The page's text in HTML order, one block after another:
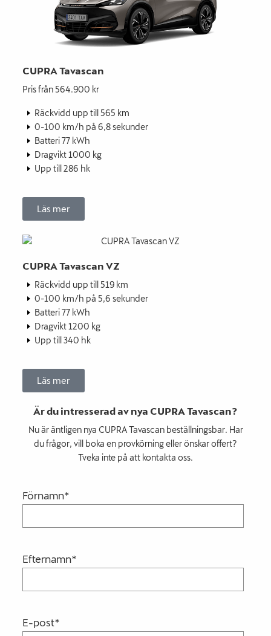
CUPRA Tavascan
Pris från 564.900 kr
Räckvidd upp till 565 km
0-100 km/h på 6,8 sekunder
Batteri 77 kWh
Dragvikt 1000 kg
Upp till 286 hk
Läs mer
CUPRA Tavascan VZ
Räckvidd upp till 519 km
0-100 km/h på 5,6 sekunder
Batteri 77 kWh
Dragvikt 1200 kg
Upp till 340 hk
Läs mer
Är du intresserad av nya CUPRA Tavascan?
Nu är äntligen nya CUPRA Tavascan beställningsbar. Har
du frågor, vill boka en provkörning eller önskar offert?
Tveka inte på att kontakta oss.
Förnamn*
Efternamn*
E-post*